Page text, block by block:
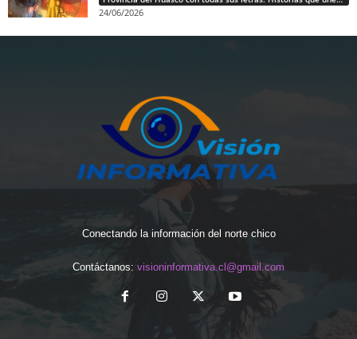
24/06/2026
Conectando la información del norte chico
Contáctanos: visioninformativa.cl@gmail.com